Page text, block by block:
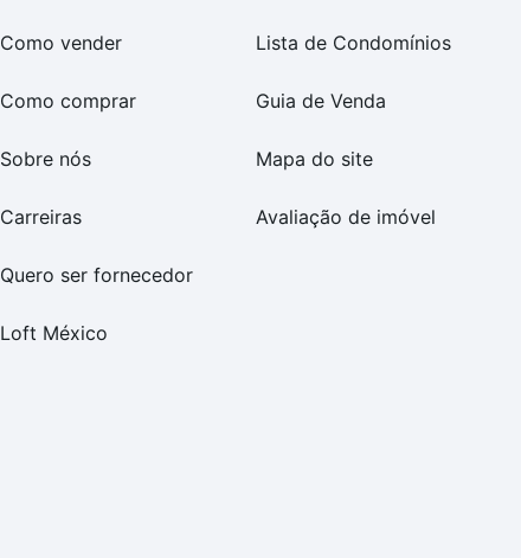
Como vender
Como comprar
Sobre nós
Carreiras
Quero ser fornecedor
Loft México
Lista de Condomínios
Guia de Venda
Mapa do site
Avaliação de imóvel